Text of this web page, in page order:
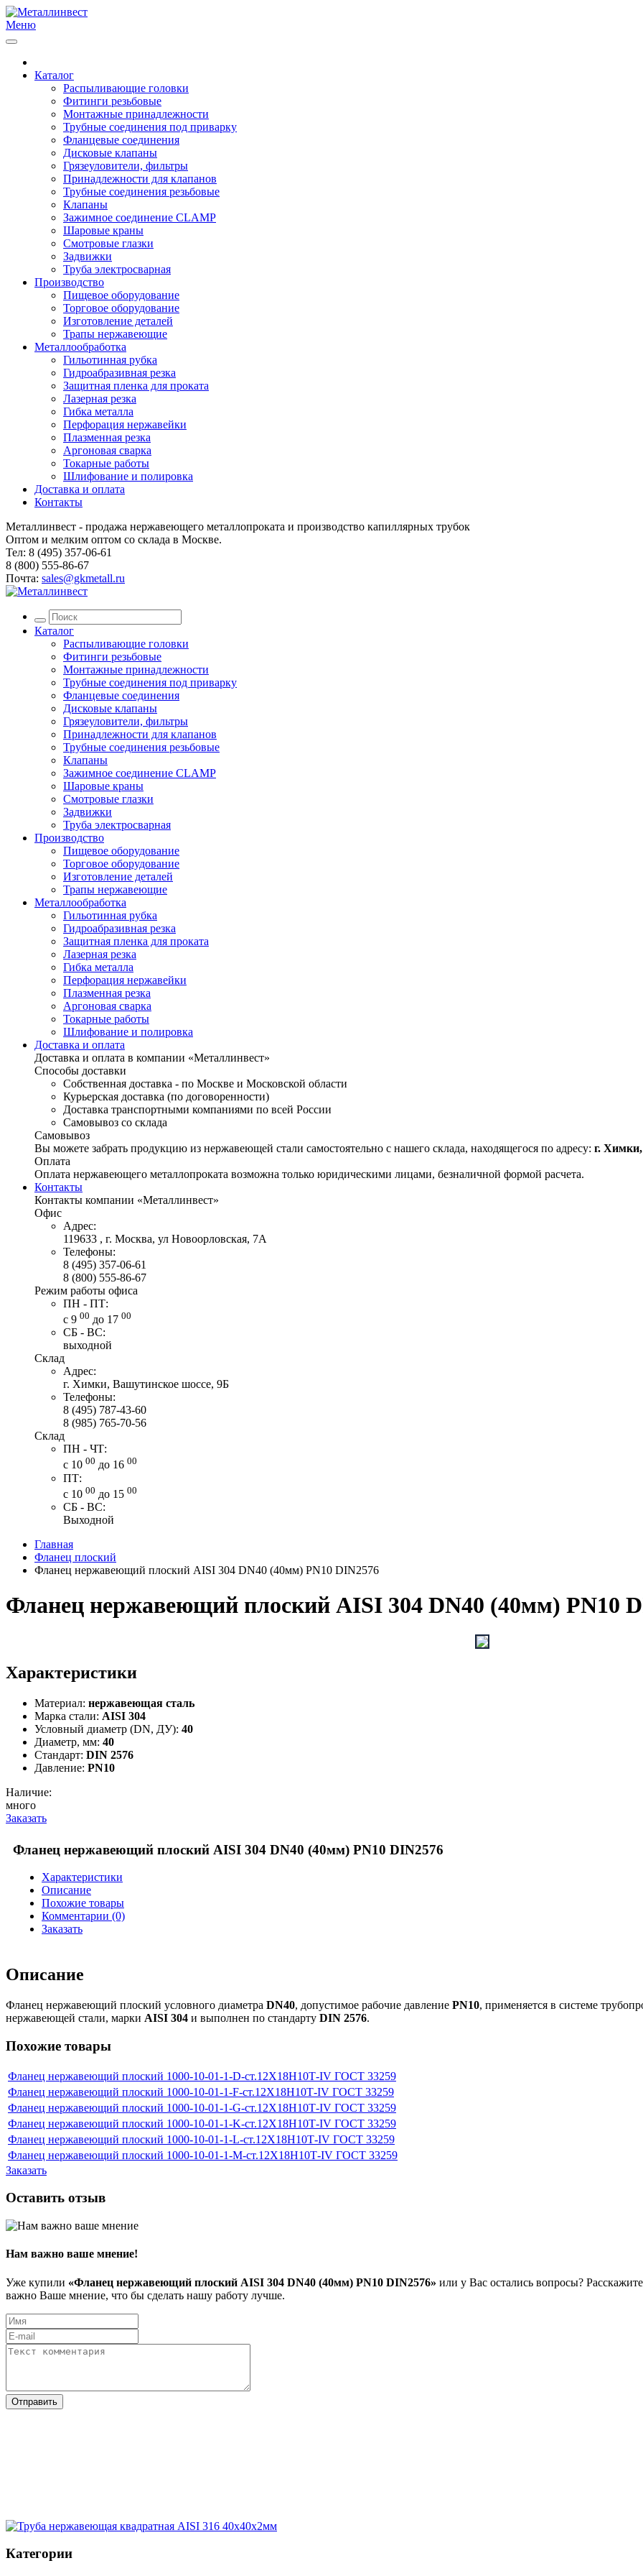
Меню
Каталог
Распыливающие головки
Фитинги резьбовые
Монтажные принадлежности
Трубные соединения под приварку
Фланцевые соединения
Дисковые клапаны
Грязеуловители, фильтры
Принадлежности для клапанов
Трубные соединения резьбовые
Клапаны
Зажимное соединение CLAMP
Шаровые краны
Смотровые глазки
Задвижки
Труба электросварная
Производство
Пищевое оборудование
Торговое оборудование
Изготовление деталей
Трапы нержавеющие
Металлообработка
Гильотинная рубка
Гидроабразивная резка
Защитная пленка для проката
Лазерная резка
Гибка металла
Перфорация нержавейки
Плазменная резка
Аргоновая сварка
Токарные работы
Шлифование и полировка
Доставка и оплата
Контакты
Металлинвест - продажа нержавеющего металлопроката и производство капиллярных трубок
Оптом и мелким оптом со склада в Москве.
Тел: 8 (495) 357-06-61
8 (800) 555-86-67
Почта: sales@gkmetall.ru
Каталог
Распыливающие головки
Фитинги резьбовые
Монтажные принадлежности
Трубные соединения под приварку
Фланцевые соединения
Дисковые клапаны
Грязеуловители, фильтры
Принадлежности для клапанов
Трубные соединения резьбовые
Клапаны
Зажимное соединение CLAMP
Шаровые краны
Смотровые глазки
Задвижки
Труба электросварная
Производство
Пищевое оборудование
Торговое оборудование
Изготовление деталей
Трапы нержавеющие
Металлообработка
Гильотинная рубка
Гидроабразивная резка
Защитная пленка для проката
Лазерная резка
Гибка металла
Перфорация нержавейки
Плазменная резка
Аргоновая сварка
Токарные работы
Шлифование и полировка
Доставка и оплата
Доставка и оплата в компании «Металлинвест»
Способы доставки
Собственная доставка - по Москве и Московской области
Курьерская доставка (по договоренности)
Доставка транспортными компаниями по всей России
Самовывоз со склада
Самовывоз
Вы можете забрать продукцию из нержавеющей стали самостоятельно с нашего склада, находящегося по адресу: г.
Оплата
Оплата нержавеющего металлопроката возможна только юридическими лицами, безналичной формой расчета.
Контакты
Контакты компании «Металлинвест»
Офис
Адрес:
119633 , г. Москва, ул Новоорловская, 7А
Телефоны:
8 (495) 357-06-61
8 (800) 555-86-67
Режим работы офиса
ПН - ПТ:
с 9 00 до 17 00
СБ - ВС:
выходной
Склад
Адрес:
г. Химки, Вашутинское шоссе, 9Б
Телефоны:
8 (495) 787-43-60
8 (985) 765-70-56
Склад
ПН - ЧТ:
с 10 00 до 16 00
ПТ:
с 10 00 до 15 00
СБ - ВС:
Выходной
Главная
Фланец плоский
Фланец нержавеющий плоский AISI 304 DN40 (40мм) PN10 DIN2576
Фланец нержавеющий плоский AISI 304 DN40 (40мм) PN10
Характеристики
Материал: нержавеющая сталь
Марка стали: AISI 304
Условный диаметр (DN, ДУ): 40
Диаметр, мм: 40
Стандарт: DIN 2576
Давление: PN10
Наличие:
много
Заказать
Фланец нержавеющий плоский AISI 304 DN40 (40мм) PN10 DIN2576
Характеристики
Описание
Похожие товары
Комментарии (0)
Заказать
Описание
Фланец нержавеющий плоский условного диаметра DN40, допустимое рабочие давление PN10, применяется в системе
нержавеющей стали, марки AISI 304 и выполнен по стандарту DIN 2576.
Похожие товары
Фланец нержавеющий плоский 1000-10-01-1-D-ст.12Х18Н10Т-IV ГОСТ 33259
Фланец нержавеющий плоский 1000-10-01-1-F-ст.12Х18Н10Т-IV ГОСТ 33259
Фланец нержавеющий плоский 1000-10-01-1-G-ст.12Х18Н10Т-IV ГОСТ 33259
Фланец нержавеющий плоский 1000-10-01-1-K-ст.12Х18Н10Т-IV ГОСТ 33259
Фланец нержавеющий плоский 1000-10-01-1-L-ст.12Х18Н10Т-IV ГОСТ 33259
Фланец нержавеющий плоский 1000-10-01-1-M-ст.12Х18Н10Т-IV ГОСТ 33259
Заказать
Оставить отзыв
Нам важно ваше мнение!
Уже купили «Фланец нержавеющий плоский AISI 304 DN40 (40мм) PN10 DIN2576» или у Вас остались вопросы?
важно Ваше мнение, что бы сделать нашу работу лучше.
Категории